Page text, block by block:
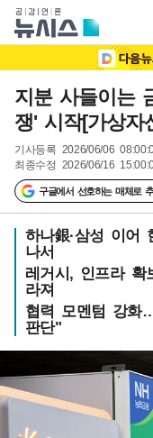
지분 사들이는
쟁' 시작[가상
기사등록 2026/06/06
최종수정 2026/06/16
구글에서 선호하는 매체로
하나銀·삼성 이어
나서
레거시, 인프라
라져
협력 모멘텀 강화
판단"